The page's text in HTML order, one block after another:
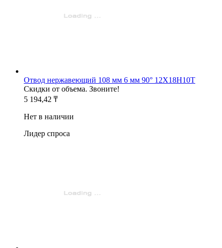
Отвод нержавеющий 108 мм 6 мм 90° 12Х18Н10Т
Скидки от объема. Звоните!
5 194,42 ₸
Нет в наличии
Лидер спроса